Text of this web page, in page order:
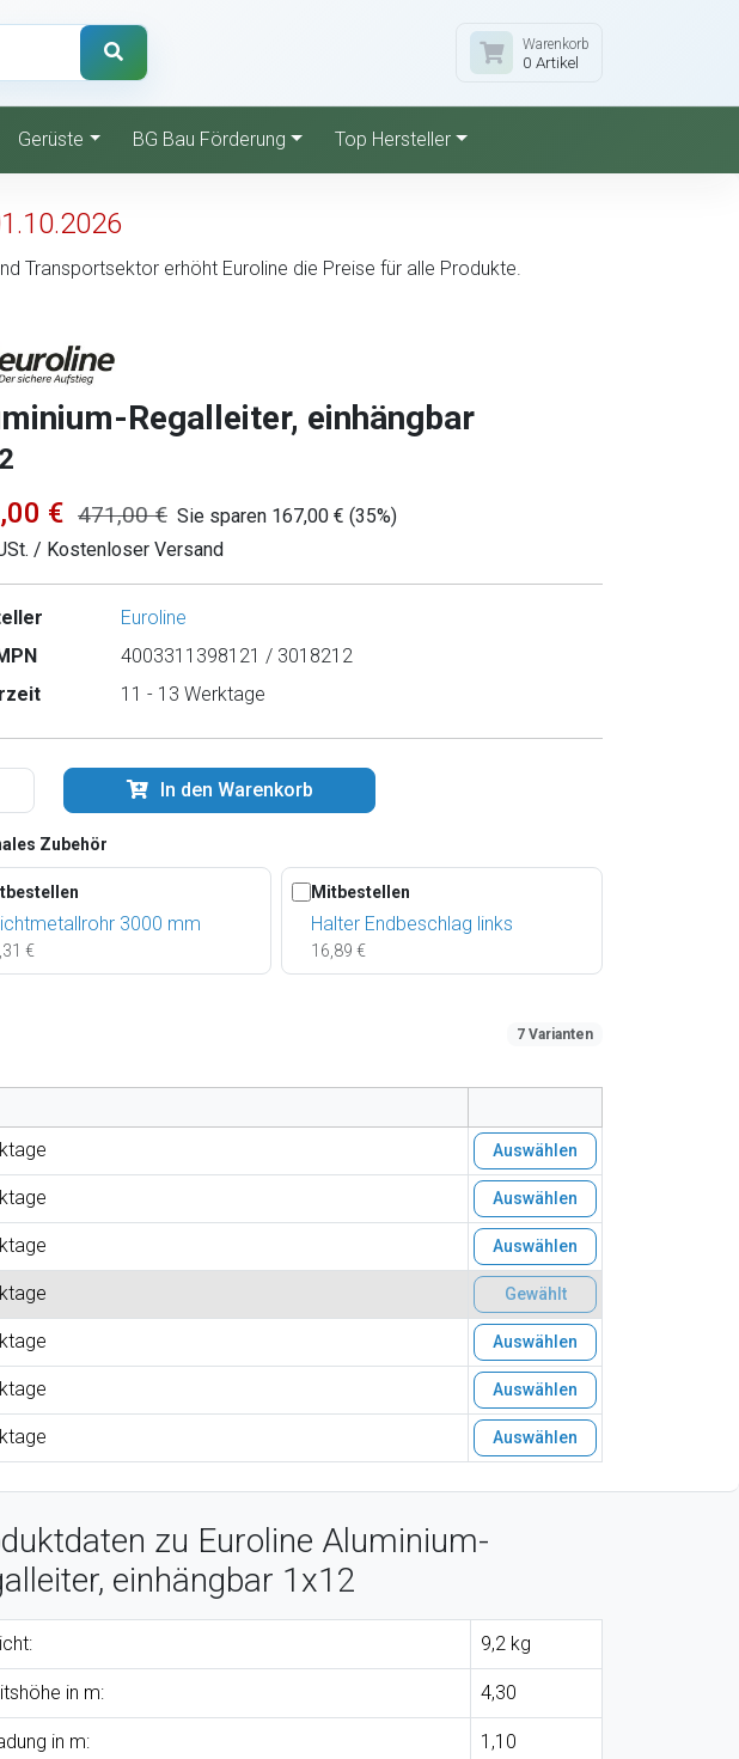
Warenkorb
0 Artikel
Gerüste BG Bau Förderung Top Hersteller
Transportsektor erhöht Euroline die Preise für alle Produkte.
Regalleiter, einhängbar
€ 471,00 € Sie sparen 167,00 € (35%)
/ Kostenloser Versand
Euroline
4003311398121 / 3018212
11 - 13 Werktage
In den Warenkorb
Zubehör
3000 mm
€
Mitbestellen
Halter Endbeschlag links
16,89 €
7 Varianten
Auswählen
Auswählen
Auswählen
Gewählt
Auswählen
Auswählen
Auswählen
zu Euroline Aluminium-
einhängbar 1x12
9,2 kg
in m: 4,30
in m: 1,10